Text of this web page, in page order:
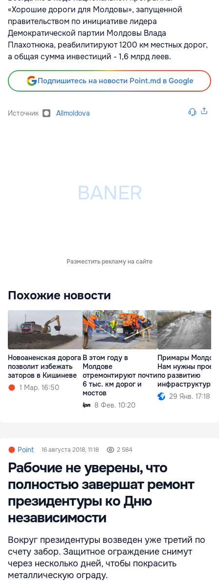
«Хорошие дороги для Молдовы», запущенной
правительством по инициативе лидера
Демократической партии Молдовы Влада
Плахотнюка, реабилитируют 1200 км местных дорог,
а общая сумма инвестиций - 1,6 млрд леев.
Подпишитесь на новости Point.md в Google
Источник Allmoldova
Разместить рекламу на сайте
Похожие новости
Новоаненская дорога
позволит избежать
заторов в Кишиневе
1 Мар. 16:50
В этом году в
Молдове
отремонтируют почти
6 тыс. км дорог и
мостов
8 Фев. 10:20
Примары
Нам нужны
по развитию
инфраструктуры
29 Янв. 17:18
Point 16 августа 2018, 11:18 2 584
Рабочие не уверены, что
полностью завершат ремонт
президентуры ко Дню
независимости
Вокруг президентуры возведен уже третий по
счету забор. Защитное ограждение снимут
через несколько дней, чтобы покрасить
металлическую ограду.